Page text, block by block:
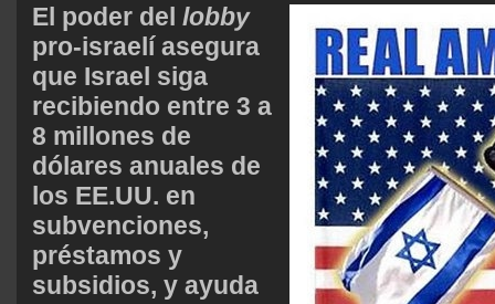
El poder del lobby
pro-israelí asegura
que Israel siga
recibiendo entre 3 a
8 millones de
dólares anuales de
los EE.UU. en
subvenciones,
préstamos y
subsidios, y ayuda